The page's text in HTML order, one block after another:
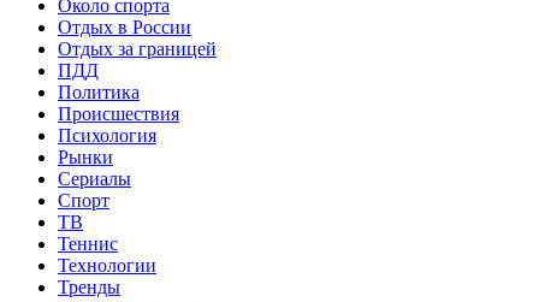
Около спорта
Отдых в России
Отдых за границей
ПДД
Политика
Происшествия
Психология
Рынки
Сериалы
Спорт
ТВ
Теннис
Технологии
Тренды